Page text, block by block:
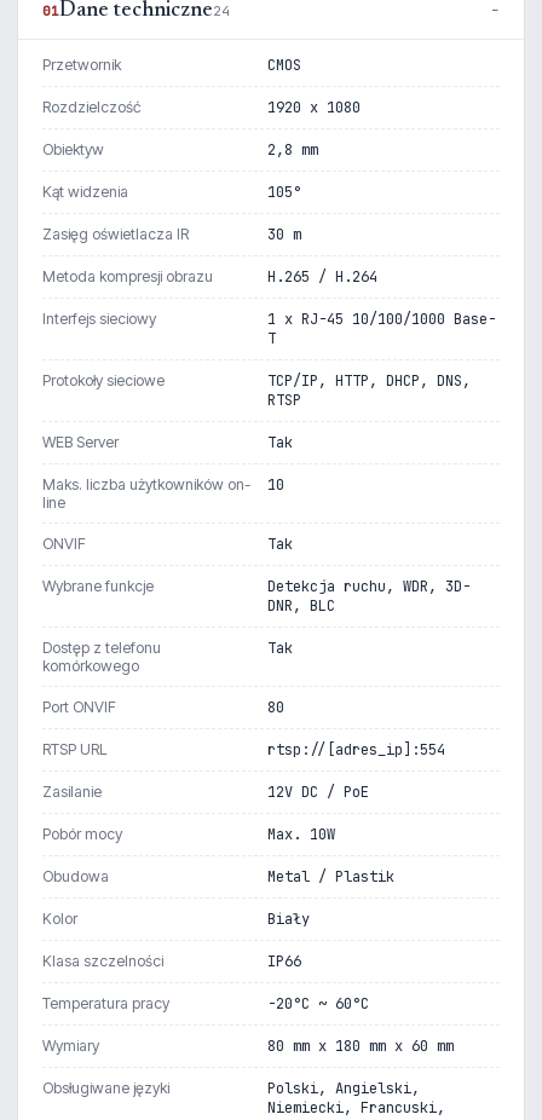
01Dane techniczne24
Przetwornik CMOS
Rozdzielczość 1920 x 1080
Obiektyw 2,8 mm
Kąt widzenia 105°
Zasięg oświetlacza IR 30 m
Metoda kompresji obrazu H.265 / H.264
Interfejs sieciowy
1 x RJ-45 10/100/1000 Base-
T
Protokoły sieciowe
TCP/IP, HTTP, DHCP, DNS,
RTSP
WEB Server Tak
Maks. liczba użytkowników on-
line
10
ONVIF Tak
Wybrane funkcje
Detekcja ruchu, WDR, 3D-
DNR, BLC
Dostęp z telefonu
komórkowego
Tak
Port ONVIF 80
RTSP URL rtsp://[adres_ip]:554
Zasilanie 12V DC / PoE
Pobór mocy Max. 10W
Obudowa Metal / Plastik
Kolor Biały
Klasa szczelności IP66
Temperatura pracy -20°C ~ 60°C
Wymiary 80 mm x 180 mm x 60 mm
Obsługiwane języki
Polski, Angielski,
Niemiecki, Francuski,